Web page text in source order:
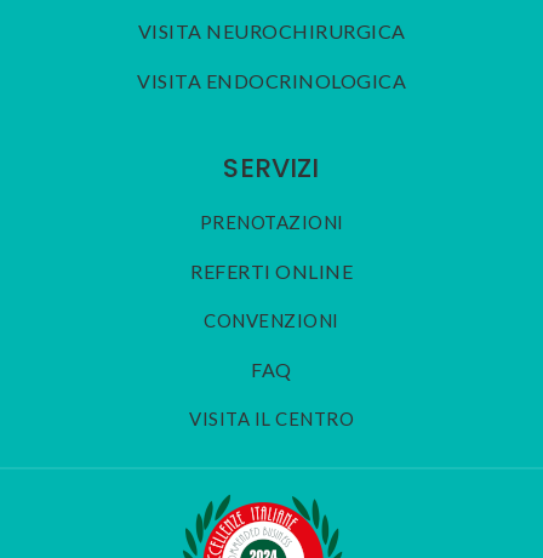
VISITA NEUROCHIRURGICA
VISITA ENDOCRINOLOGICA
SERVIZI
PRENOTAZIONI
REFERTI ONLINE
CONVENZIONI
FAQ
VISITA IL CENTRO